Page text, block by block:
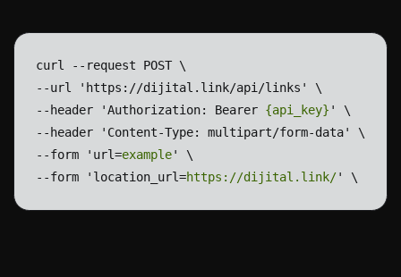
curl --request POST \
--url
'https://dijital.link/api/links'
\
--header
'Authorization: Bearer {api_key} '
\
--header
'Content-Type: multipart/form-data'
\
--form
'url=example'
\
--form
'location_url=https://dijital.link/' \